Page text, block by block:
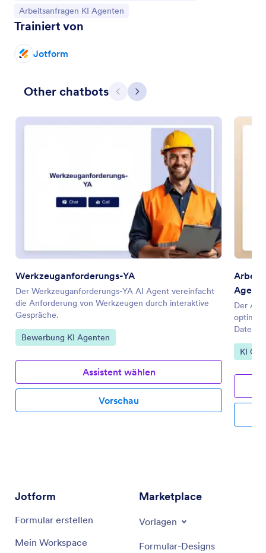
Zur Kategorie:
Arbeitsanfragen KI Agenten
Trainiert von
Jotform
Other chatbots ZurückWeiter
Werkzeuganforderungs-YA
Der Werkzeuganforderungs-YA AI Agent vereinfacht
die Anforderung von Werkzeugen durch interaktive
Gespräche.
Zur Kategorie:
Bewerbung KI Agenten
Assistent wählen
Vorschau
Agent
Der
Zur
KI
Jotform
Formular erstellen
Mein Workspace
Marketplace
Vorlagen
Formular-Designs